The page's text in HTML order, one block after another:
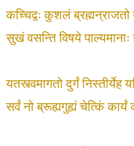
कच्चिद्वः कुशलं ब्रह्मन्राजतो
सुखं वसन्ति विषये
यतस्त्वमागतो दुर्गं निस्तीर्येह
सर्वं नो ब्रूह्यगुह्यं चेत्किं